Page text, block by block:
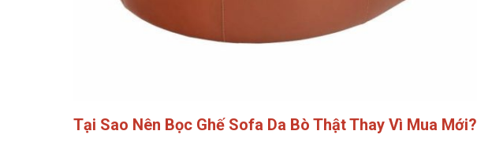
Tại Sao Nên Bọc Ghế Sofa Da Bò Thật Thay Vì Mua Mới?